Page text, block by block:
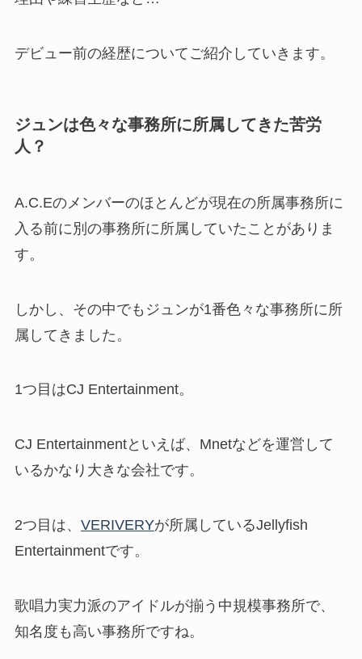
デビュー前の経歴についてご紹介していきます。
ジュンは色々な事務所に所属してきた苦労
人？
A.C.Eのメンバーのほとんどが現在の所属事務所に
入る前に別の事務所に所属していたことがありま
す。
しかし、 その中でもジュンが1番色々な事務所に所
属してきました。
1つ目はCJ Entertainment。
CJ Entertainmentといえば、Mnetなどを運営して
いるかなり大きな会社です。
2つ目は、 VERIVERYが所属しているJellyfish
Entertainmentです。
歌唱力実力派のアイドルが揃う中規模事務所で、
知名度も高い事務所ですね。